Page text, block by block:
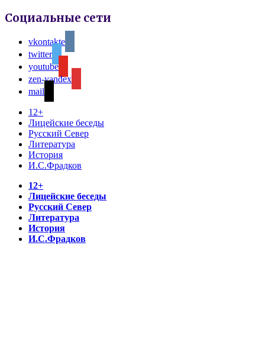
Социальные сети
vkontakte
twitter
youtube
zen-yandex
mail
12+
Лицейские беседы
Русский Север
Литература
История
И.С.Фрадков
12+
Лицейские беседы
Русский Север
Литература
История
И.С.Фрадков